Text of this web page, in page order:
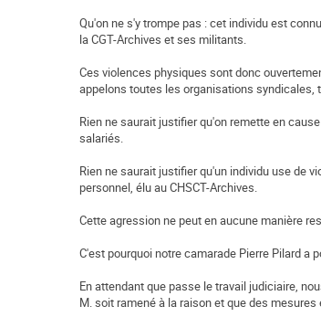
Qu'on ne s'y trompe pas : cet individu est
la CGT-Archives et ses militants.
Ces violences physiques sont donc
appelons toutes les organisations
Rien ne saurait justifier qu'on remette en
salariés.
Rien ne saurait justifier qu'un individu use de
personnel, élu au CHSCT-Archives.
Cette agression ne peut en aucune manière
C'est pourquoi notre camarade Pierre Pilard a
En attendant que passe le travail judiciaire,
M. soit ramené à la raison et que des